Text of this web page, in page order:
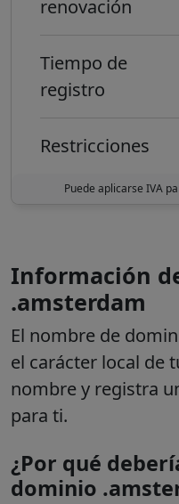
renovación
Tiempo de
registro
Restricciones
Puede aplicarse IVA
Información
.amsterdam
El nombre de
el carácter local de
nombre y registra
para ti.
¿Por qué
dominio